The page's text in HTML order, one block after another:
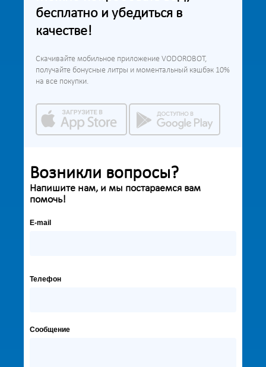
бесплатно и убедиться в
качестве!
Скачивайте мобильное приложение VODOROBOT,
получайте бонусные литры и моментальный кэшбэк 10%
на все покупки.
Возникли вопросы?
Напишите нам, и мы постараемся вам
помочь!
E-mail
Телефон
Сообщение